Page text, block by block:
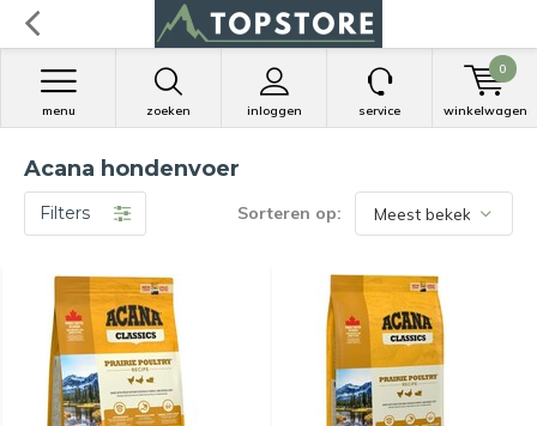
zoeken inloggen
menu service winkelwagen
0
Acana hondenvoer
Filters Sorteren op: